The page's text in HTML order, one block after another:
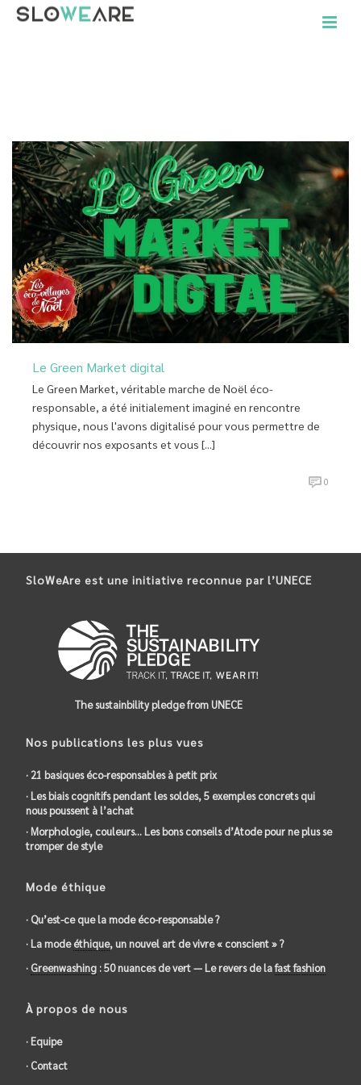
Le Green Market digital
Le Green Market, véritable marche de Noël éco-
responsable, a été initialement imaginé en rencontre
physique, nous l'avons digitalisé pour vous permettre de
découvrir nos exposants et vous [...]
0
SloWeAre est une initiative reconnue par l’UNECE
The sustainbility pledge from UNECE
Nos publications les plus vues
· 21 basiques éco-responsables à petit prix
· Les biais cognitifs pendant les soldes, 5 exemples concrets qui
nous poussent à l’achat
· Morphologie, couleurs… Les bons conseils d’Atode pour ne plus se
tromper de style
Mode éthique
· Qu’est-ce que la mode éco-responsable ?
· La modeéthique, un nouvel art de vivre « conscient » ?
· Greenwashing : 50 nuances de vert — Le revers de lafast fashion
À propos de nous
· Equipe
· Contact